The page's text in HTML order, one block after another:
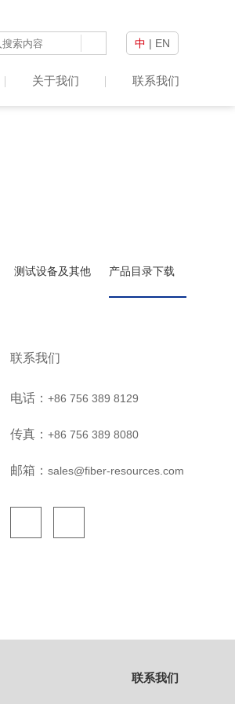
中 | EN
关于我们 联系我们
测试设备及其他 产品目录下载
联系我们
电话： +86 756 389 8129
传真： +86 756 389 8080
邮箱： sales@fiber-resources.com
联系我们